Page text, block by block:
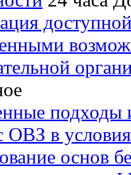
подходы
ОВЗ в
основ